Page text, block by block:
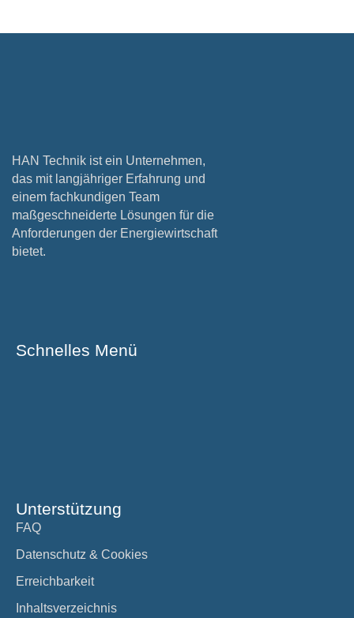
HAN Technik ist ein Unternehmen,
das mit langjähriger Erfahrung und
einem fachkundigen Team
maßgeschneiderte Lösungen für die
Anforderungen der Energiewirtschaft
bietet.
Schnelles Menü
Unterstützung
FAQ
Datenschutz & Cookies
Erreichbarkeit
Inhaltsverzeichnis